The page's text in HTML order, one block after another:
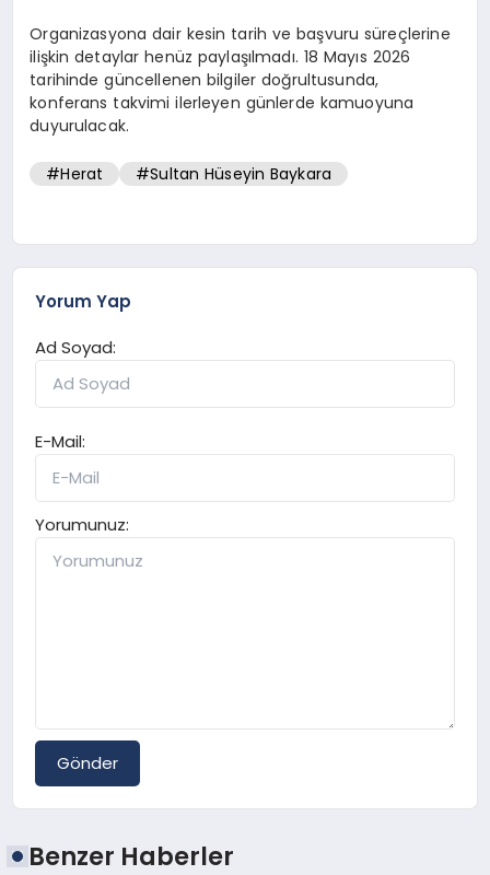
Organizasyona dair kesin tarih ve başvuru süreçlerine
ilişkin detaylar henüz paylaşılmadı. 18 Mayıs 2026
tarihinde güncellenen bilgiler doğrultusunda,
konferans takvimi ilerleyen günlerde kamuoyuna
duyurulacak.
#Herat #Sultan Hüseyin Baykara
Yorum Yap
Ad Soyad:
E-Mail:
Yorumunuz:
Gönder
Benzer Haberler